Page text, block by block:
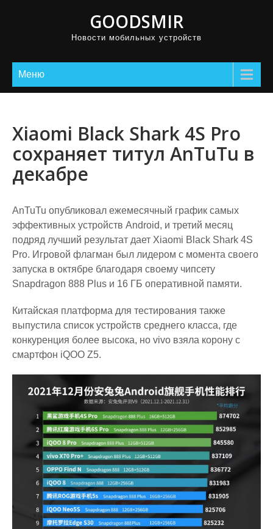
GOODSMIR
Новости мобильных устройств
Меню
Xiaomi Black Shark 4S Pro
сохраняет титул AnTuTu в
декабре
AnTuTu опубликовал ежемесячный график самых
эффективных устройств Android, и третий месяц
подряд лучший результат дает Xiaomi Black Shark 4S
Pro. Игровой флагман был лидером с момента своего
запуска в октябре благодаря своему чипсету
Snapdragon 888 Plus и 16 ГБ оперативной памяти.
Китайская платформа для тестирования также
выпустила список устройств среднего класса, где
конкуренция более высока, но vivo взяла корону с
смартфон iQOO Z5.